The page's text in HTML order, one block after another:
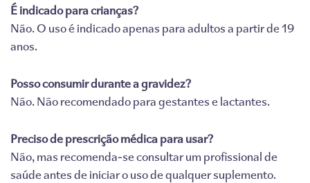
É indicado para crianças?
Não. O uso é indicado apenas para adultos a partir de 19
anos.
Posso consumir durante a gravidez?
Não. Não recomendado para gestantes e lactantes.
Preciso de prescrição médica para usar?
Não, mas recomenda-se consultar um profissional de
saúde antes de iniciar o uso de qualquer suplemento.